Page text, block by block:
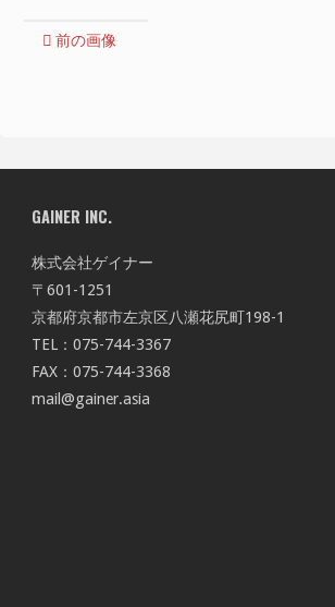
前の画像
GAINER INC.
株式会社ゲイナー
〒601-1251
京都府京都市左京区八瀬花尻町198-1
TEL：075-744-3367
FAX：075-744-3368
mail@gainer.asia